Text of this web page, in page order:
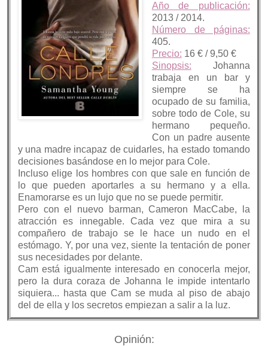
Año de publicación:
2013 / 2014.
Número de páginas:
405.
Precio: 16 € / 9,50 €
Sinopsis: Johanna
trabaja en un bar y
siempre se ha
ocupado de su familia,
sobre todo de Cole, su
hermano pequeño.
Con un padre ausente
y una madre incapaz de cuidarles, ha estado tomando
decisiones basándose en lo mejor para Cole.
Incluso elige los hombres con que sale en función de
lo que pueden aportarles a su hermano y a ella.
Enamorarse es un lujo que no se puede permitir.
Pero con el nuevo barman, Cameron MacCabe, la
atracción es innegable. Cada vez que mira a su
compañero de trabajo se le hace un nudo en el
estómago. Y, por una vez, siente la tentación de poner
sus necesidades por delante.
Cam está igualmente interesado en conocerla mejor,
pero la dura coraza de Johanna le impide intentarlo
siquiera... hasta que Cam se muda al piso de abajo
del de ella y los secretos empiezan a salir a la luz.
Opinión: